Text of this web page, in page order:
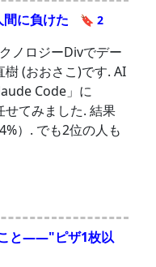
に負けた 🔖 2
ノロジーDivでデー
(おおさこ)です. AI
Code」に
てみました. 結果
）. でも2位の人も
と――"ピザ1枚以